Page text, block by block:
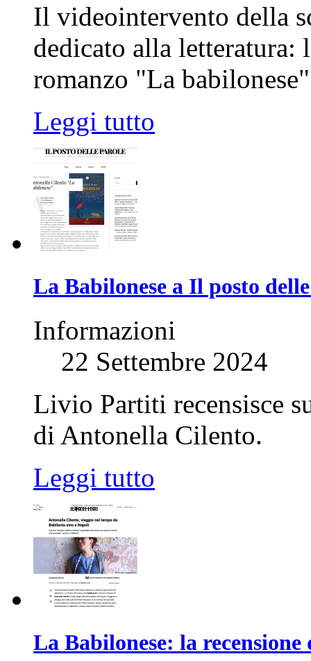
Il videointervento della
dedicato alla letteratura:
romanzo "La
Leggi tutto
La Babilonese a Il posto
Informazioni
22 Settembre 2024
Livio Partiti recensisce
di Antonella Cilento.
Leggi tutto
La Babilonese: la